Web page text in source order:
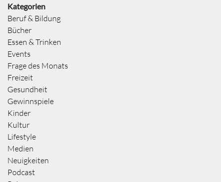
Kategorien
Beruf & Bildung
Bücher
Essen & Trinken
Events
Frage des Monats
Freizeit
Gesundheit
Gewinnspiele
Kinder
Kultur
Lifestyle
Medien
Neuigkeiten
Podcast